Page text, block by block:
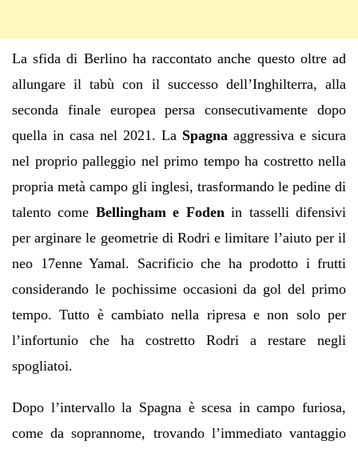
La sfida di Berlino ha raccontato anche questo oltre ad
allungare il tabù con il successo dell’Inghilterra, alla
seconda finale europea persa consecutivamente dopo
quella in casa nel 2021. La Spagna aggressiva e sicura
nel proprio palleggio nel primo tempo ha costretto nella
propria metà campo gli inglesi, trasformando le pedine di
talento come Bellingham e Foden in tasselli difensivi
per arginare le geometrie di Rodri e limitare l’aiuto per il
neo 17enne Yamal. Sacrificio che ha prodotto i frutti
considerando le pochissime occasioni da gol del primo
tempo. Tutto è cambiato nella ripresa e non solo per
l’infortunio che ha costretto Rodri a restare negli
spogliatoi.
Dopo l’intervallo la Spagna è scesa in campo furiosa,
come da soprannome, trovando l’immediato vantaggio